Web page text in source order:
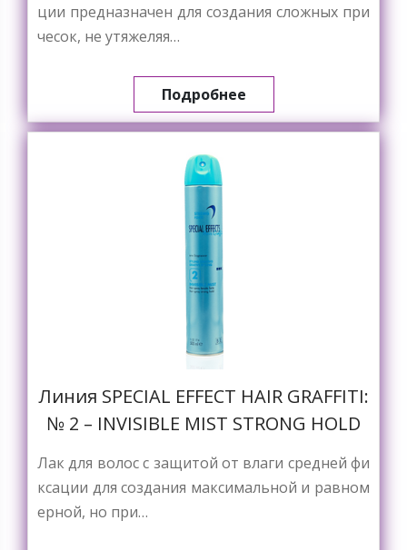
ции предназначен для создания сложных при
чесок, не утяжеляя…
Подробнее
Линия SPECIAL EFFECT HAIR GRAFFITI:
№ 2 – INVISIBLE MIST STRONG HOLD
Лак для волос с защитой от влаги средней фи
ксации для создания максимальной и равном
ерной, но при…